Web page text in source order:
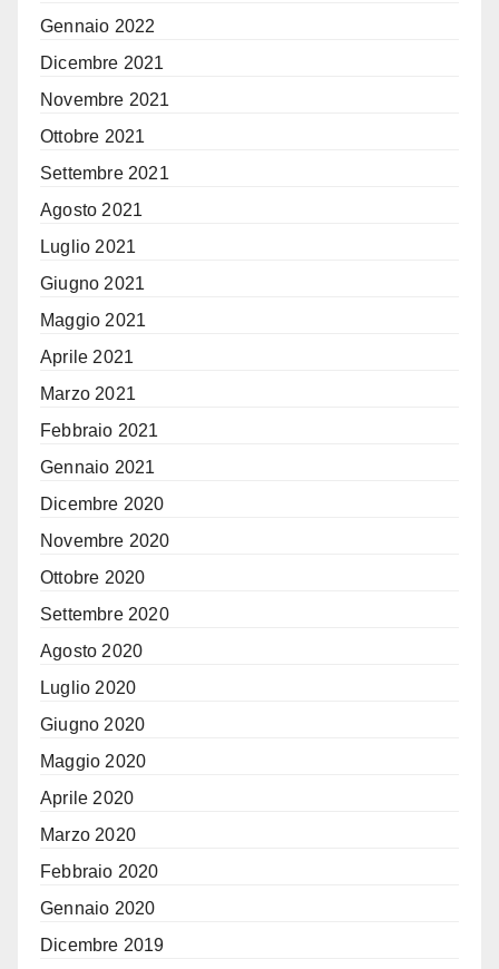
Gennaio 2022
Dicembre 2021
Novembre 2021
Ottobre 2021
Settembre 2021
Agosto 2021
Luglio 2021
Giugno 2021
Maggio 2021
Aprile 2021
Marzo 2021
Febbraio 2021
Gennaio 2021
Dicembre 2020
Novembre 2020
Ottobre 2020
Settembre 2020
Agosto 2020
Luglio 2020
Giugno 2020
Maggio 2020
Aprile 2020
Marzo 2020
Febbraio 2020
Gennaio 2020
Dicembre 2019